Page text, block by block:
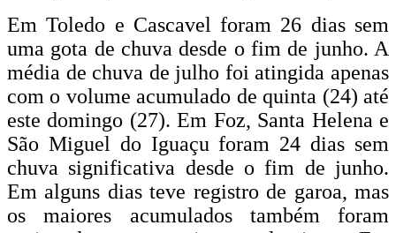
Em Toledo e Cascavel foram 26 dias sem
uma gota de chuva desde o fim de junho. A
média de chuva de julho foi atingida apenas
com o volume acumulado de quinta (24) até
este domingo (27). Em Foz, Santa Helena e
São Miguel do Iguaçu foram 24 dias sem
chuva significativa desde o fim de junho.
Em alguns dias teve registro de garoa, mas
os maiores acumulados também foram